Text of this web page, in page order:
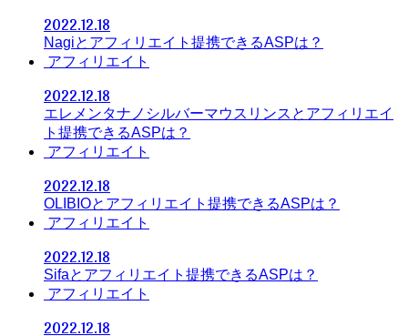
2022.12.18
Nagiとアフィリエイト提携できるASPは？
アフィリエイト
2022.12.18
エレメンタナノシルバーマウスリンスとアフィリエイ
ト提携できるASPは？
アフィリエイト
2022.12.18
OLIBIOとアフィリエイト提携できるASPは？
アフィリエイト
2022.12.18
Sifaとアフィリエイト提携できるASPは？
アフィリエイト
2022.12.18